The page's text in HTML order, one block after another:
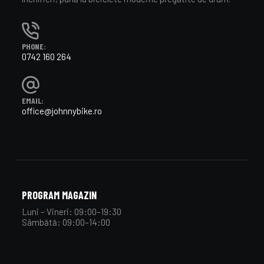
PHONE:
0742 160 264
EMAIL:
office@johnnybike.ro
PROGRAM MAGAZIN
Luni – Vineri: 09:00–19:30
Sâmbătă: 09:00–14:00